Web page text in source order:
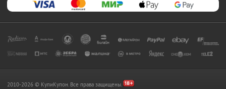
2010-2026 © КупиКупон. Все права защищены.